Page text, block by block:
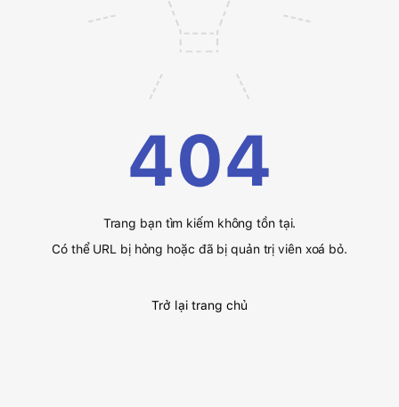
404
Trang bạn tìm kiếm không tồn tại.
Có thể URL bị hỏng hoặc đã bị quản trị viên xoá bỏ.
Trở lại trang chủ